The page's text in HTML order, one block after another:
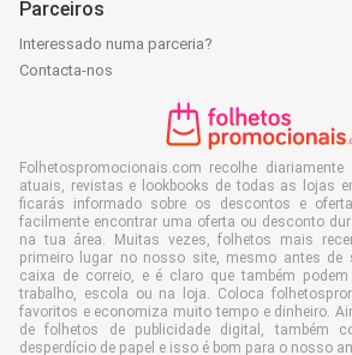
Parceiros
Interessado numa parceria?
Contacta-nos
Folhetospromocionais.com recolhe
atuais, revistas e lookbooks de todas as lojas
ficarás informado sobre os descontos e
facilmente encontrar uma oferta ou desconto
na tua área. Muitas vezes, folhetos mais
primeiro lugar no nosso site, mesmo antes de
caixa de correio, e é claro que também
trabalho, escola ou na loja. Coloca
favoritos e economiza muito tempo e dinheiro.
de folhetos de publicidade digital, também
desperdício de papel e isso é bom para o nosso